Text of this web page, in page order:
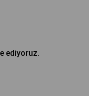
ediyoruz.